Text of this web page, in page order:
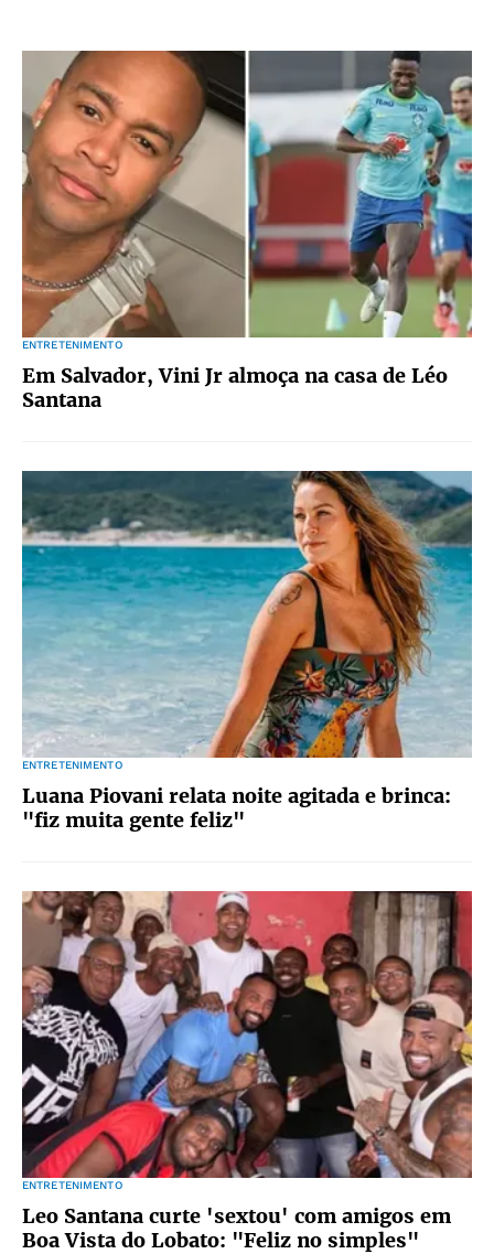
ENTRETENIMENTO
Em Salvador, Vini Jr almoça na casa de Léo
Santana
ENTRETENIMENTO
Luana Piovani relata noite agitada e brinca:
"fiz muita gente feliz"
ENTRETENIMENTO
Leo Santana curte 'sextou' com amigos em
Boa Vista do Lobato: "Feliz no simples"